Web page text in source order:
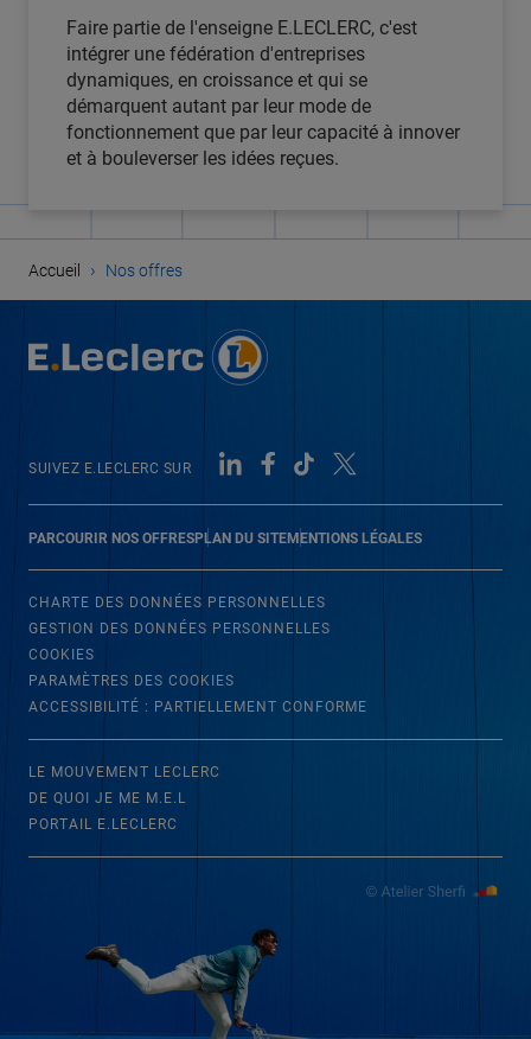
Faire partie de l'enseigne E.LECLERC, c'est
intégrer une fédération d'entreprises
dynamiques, en croissance et qui se
démarquent autant par leur mode de
fonctionnement que par leur capacité à innover
et à bouleverser les idées reçues.
Accueil › Nos offres
PARCOURIR NOS OFFRESPLAN DU SITEMENTIONS LÉGALES
SUIVEZ E.LECLERC SUR
CHARTE DES DONNÉES PERSONNELLES
GESTION DES DONNÉES PERSONNELLES
COOKIES
PARAMÈTRES DES COOKIES
ACCESSIBILITÉ : PARTIELLEMENT CONFORME
LE MOUVEMENT LECLERC
DE QUOI JE ME M.E.L
PORTAIL E.LECLERC